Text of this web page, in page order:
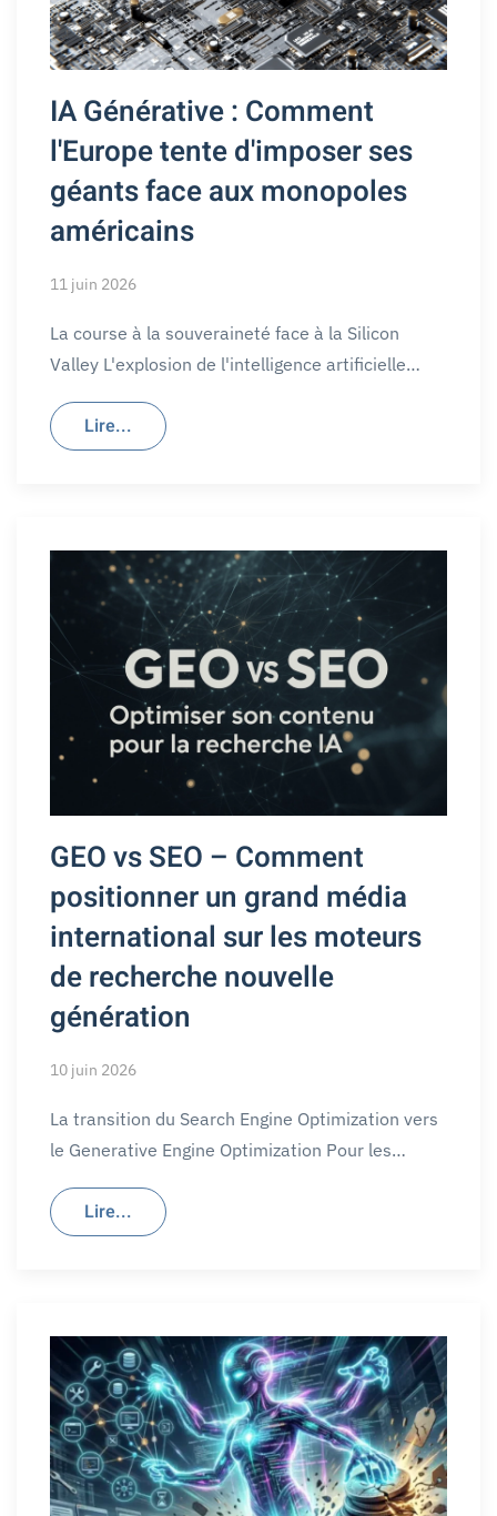
IA Générative : Comment
l'Europe tente d'imposer ses
géants face aux monopoles
américains
11 juin 2026
La course à la souveraineté face à la Silicon
Valley L'explosion de l'intelligence artificielle…
Lire...
GEO vs SEO – Comment
positionner un grand média
international sur les moteurs
de recherche nouvelle
génération
10 juin 2026
La transition du Search Engine Optimization vers
le Generative Engine Optimization Pour les…
Lire...